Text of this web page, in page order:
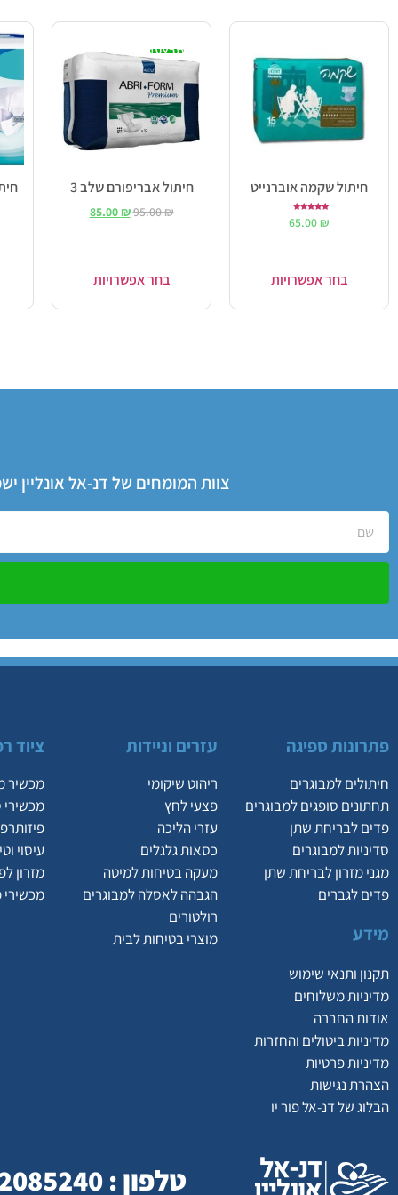
חיתול שקמה אוברנייט
5.00
65.00 ₪
בחר אפשרויות
מבצע!
חיתול אבריפורם שלב 3
95.00₪
85.00₪
בחר אפשרויות
צוות המומחים של דנ-אל אונליין
פתרונות ספיגה
חיתולים למבוגרים
תחתונים סופגים למבוגרים
פדים לבריחת שתן
סדיניות למבוגרים
מגני מזרון לבריחת שתן
פדים לגברים
מידע
תקנון ותנאי שימוש
מדיניות משלוחים
אודות החברה
מדיניות ביטולים והחזרות
מדיניות פרטיות
הצהרת נגישות
הבלוג של דנ-אל פור יו
עזרים וניידות
ריהוט שיקומי
פצעי לחץ
עזרי הליכה
כסאות גלגלים
מעקה בטיחות למיטה
הגבהה לאסלה למבוגרים
רולטורים
מוצרי בטיחות לבית
ציוד
מכשיר
עיסוי
מזרון
טלפון : 077-2085240 | כתובת : המסילה 23 , נשר